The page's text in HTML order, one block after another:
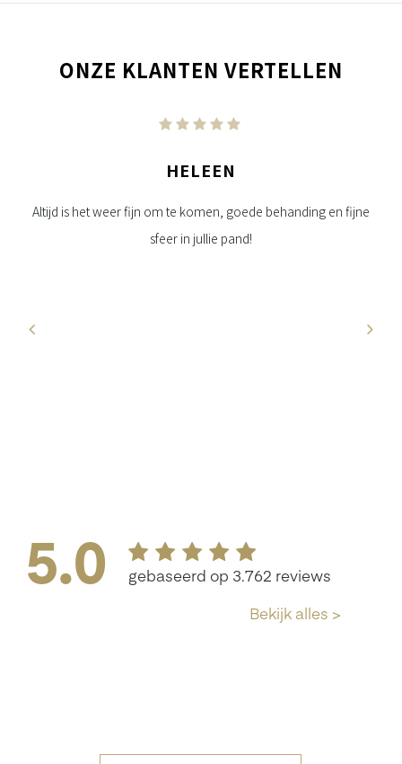
ONZE KLANTEN VERTELLEN
HELEEN
Altijd is het weer fijn om te komen, goede behanding en fijne
sfeer in jullie pand!